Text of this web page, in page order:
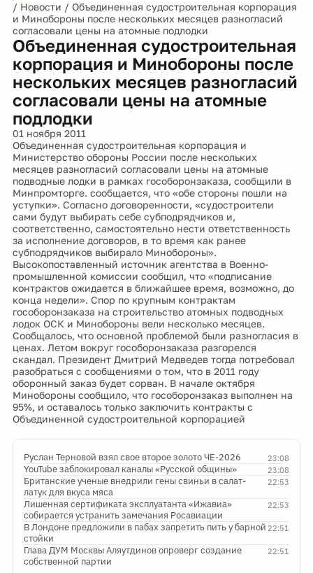
/ Новости / Объединенная судостроительная корпорация
и Минобороны после нескольких месяцев разногласий
согласовали цены на атомные подлодки
Объединенная судостроительная
корпорация и Минобороны после
нескольких месяцев разногласий
согласовали цены на атомные
подлодки
01 ноября 2011
Объединенная судостроительная корпорация и
Министерство обороны России после нескольких
месяцев разногласий согласовали цены на атомные
подводные лодки в рамках гособоронзаказа, сообщили в
Минпромторге. сообщается, что «обе стороны пошли на
уступки». Согласно договоренности, «судостроители
сами будут выбирать себе субподрядчиков и,
соответственно, самостоятельно нести ответственность
за исполнение договоров, в то время как ранее
субподрядчиков выбирало Минобороны».
Высокопоставленный источник агентства в Военно-
промышленной комиссии сообщил, что «подписание
контрактов ожидается в ближайшее время, возможно, до
конца недели». Спор по крупным контрактам
гособоронзаказа на строительство атомных подводных
лодок ОСК и Минобороны вели несколько месяцев.
Сообщалось, что основной проблемой были разногласия в
ценах. Летом вокруг гособоронзаказа разгорелся
скандал. Президент Дмитрий Медведев тогда потребовал
разобраться с сообщениями о том, что в 2011 году
оборонный заказ будет сорван. В начале октября
Минобороны сообщило, что гособоронзаказ выполнен на
95%, и оставалось только заключить контракты с
Объединенной судостроительной корпорацией
23:08
Руслан Терновой взял свое второе золото ЧЕ-2026
23:08
YouTube заблокировал каналы «Русской общины»
22:53
Британские ученые внедрили гены свиньи в салат-
латук для вкуса мяса
22:53
Лишенная сертификата эксплуатанта «Ижавиа»
собирается устранить замечания Росавиации
22:51
В Лондоне предложили в пабах запретить пить у барной
стойки
22:51
Глава ДУМ Москвы Аляутдинов опроверг создание
собственной партии